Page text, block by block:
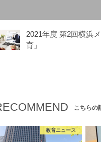
2021年度 第2回横浜
育」
こちらの
教育ニュース